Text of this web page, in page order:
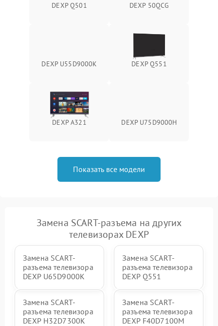
DEXP Q501 DEXP 50QCG
DEXP U55D9000K DEXP Q551
DEXP A321 DEXP U75D9000H
Показать все модели
Замена SCART-разъема на других
телевизорах DEXP
Замена SCART-
разъема телевизора
DEXP U65D9000K
Замена SCART-
разъема телевизора
DEXP Q551
Замена SCART-
разъема телевизора
DEXP H32D7300K
Замена SCART-
разъема телевизора
DEXP F40D7100M